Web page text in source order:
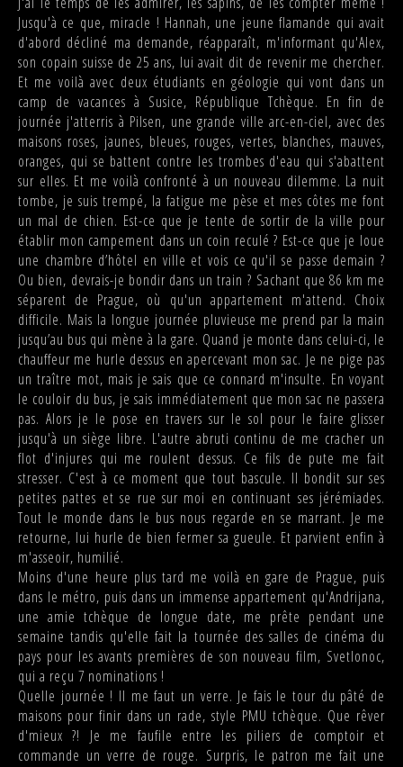
Jusqu'à ce que, miracle ! Hannah, une jeune flamande qui avait
d'abord décliné ma demande, réapparaît, m'informant qu'Alex,
son copain suisse de 25 ans, lui avait dit de revenir me chercher.
Et me voilà avec deux étudiants en géologie qui vont dans un
camp de vacances à Susice, République Tchèque. En fin de
journée j'atterris à Pilsen, une grande ville arc-en-ciel, avec des
maisons roses, jaunes, bleues, rouges, vertes, blanches, mauves,
oranges, qui se battent contre les trombes d'eau qui s'abattent
sur elles. Et me voilà confronté à un nouveau dilemme. La nuit
tombe, je suis trempé, la fatigue me pèse et mes côtes me font
un mal de chien. Est-ce que je tente de sortir de la ville pour
établir mon campement dans un coin reculé ? Est-ce que je loue
une chambre d’hôtel en ville et vois ce qu'il se passe demain ?
Ou bien, devrais-je bondir dans un train ? Sachant que 86 km me
séparent de Prague, où qu'un appartement m'attend. Choix
difficile. Mais la longue journée pluvieuse me prend par la main
jusqu’au bus qui mène à la gare. Quand je monte dans celui-ci, le
chauffeur me hurle dessus en apercevant mon sac. Je ne pige pas
un traître mot, mais je sais que ce connard m'insulte. En voyant
le couloir du bus, je sais immédiatement que mon sac ne passera
pas. Alors je le pose en travers sur le sol pour le faire glisser
jusqu'à un siège libre. L'autre abruti continu de me cracher un
flot d'injures qui me roulent dessus. Ce fils de pute me fait
stresser. C'est à ce moment que tout bascule. Il bondit sur ses
petites pattes et se rue sur moi en continuant ses jérémiades.
Tout le monde dans le bus nous regarde en se marrant. Je me
retourne, lui hurle de bien fermer sa gueule. Et parvient enfin à
m'asseoir, humilié.
Moins d'une heure plus tard me voilà en gare de Prague, puis
dans le métro, puis dans un immense appartement qu'Andrijana,
une amie tchèque de longue date, me prête pendant une
semaine tandis qu'elle fait la tournée des salles de cinéma du
pays pour les avants premières de son nouveau film, Svetlonoc,
qui a reçu 7 nominations !
Quelle journée ! Il me faut un verre. Je fais le tour du pâté de
maisons pour finir dans un rade, style PMU tchèque. Que rêver
d'mieux ?! Je me faufile entre les piliers de comptoir et
commande un verre de rouge. Surpris, le patron me fait une